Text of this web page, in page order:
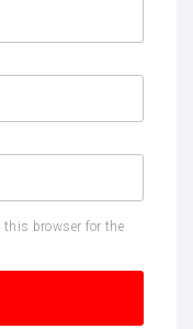
this browser for the